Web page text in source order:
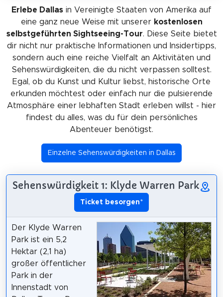
Erlebe Dallas in Vereinigte Staaten von Amerika auf
eine ganz neue Weise mit unserer kostenlosen
selbstgeführten Sightseeing-Tour. Diese Seite bietet
dir nicht nur praktische Informationen und Insidertipps,
sondern auch eine reiche Vielfalt an Aktivitäten und
Sehenswürdigkeiten, die du nicht verpassen solltest.
Egal, ob du Kunst und Kultur liebst, historische Orte
erkunden möchtest oder einfach nur die pulsierende
Atmosphäre einer lebhaften Stadt erleben willst - hier
findest du alles, was du für dein persönliches
Abenteuer benötigst.
Einzelne Sehenswürdigkeiten in Dallas
Sehenswürdigkeit 1: Klyde Warren Park
Ticket besorgen*
Der Klyde Warren
Park ist ein 5,2
Hektar (2,1 ha)
großer öffentlicher
Park in der
Innenstadt von